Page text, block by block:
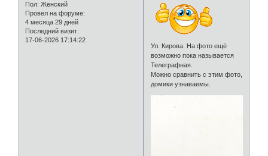
Пол: Женский
Провел на форуме:
4 месяца 29 дней
Последний визит:
17-06-2026 17:14:22
Ул. Кирова. На фото ещё
возможно пока называется
Телеграфная.
Можно сравнить с этим фото,
домики узнаваемы.